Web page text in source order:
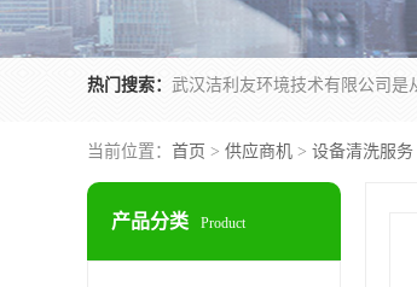
热门搜索：
当前位置： 首页 > 供应商机 > 设备清洗服务
产品分类 Product